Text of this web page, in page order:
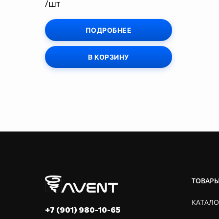
/шт
ПОДРОБНЕЕ
В КОРЗИНУ
+7 (901) 980-10-65
ТОВАРЫ